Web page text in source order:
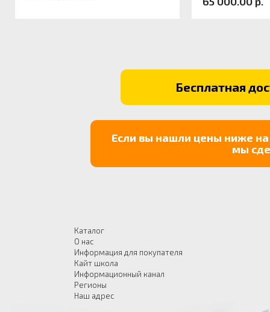
Бесплатная
Если вы нашли цены ниже
мы
Каталог
О нас
Информация для покупателя
Кайт школа
Информационный канал
Регионы
Наш адрес